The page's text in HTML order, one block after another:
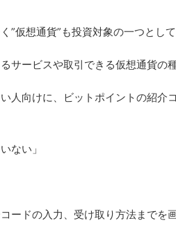
仮想通貨”も投資対象の一つとし
サービスや取引できる仮想通貨の
人向けに、ビットポイントの紹介
ない」
ードの入力、受け取り方法までを